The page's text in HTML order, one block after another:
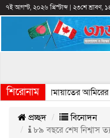
৭ই আগস্ট, ২০২৬ খ্রিস্টাব্দ| ২৩শে শ্রাবণ,
শিরোনাম
কেন, জামায়াতের আমিরের প্রশ্ন
প্রচ্ছদ
বিনোদন
৮৯ বছরে শেষ নিশ্বাস